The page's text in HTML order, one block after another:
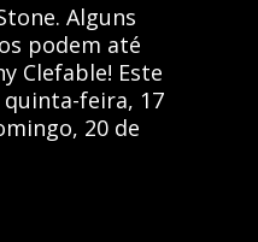
Alguns
podem até
Clefable! Este
feira, 17
20 de